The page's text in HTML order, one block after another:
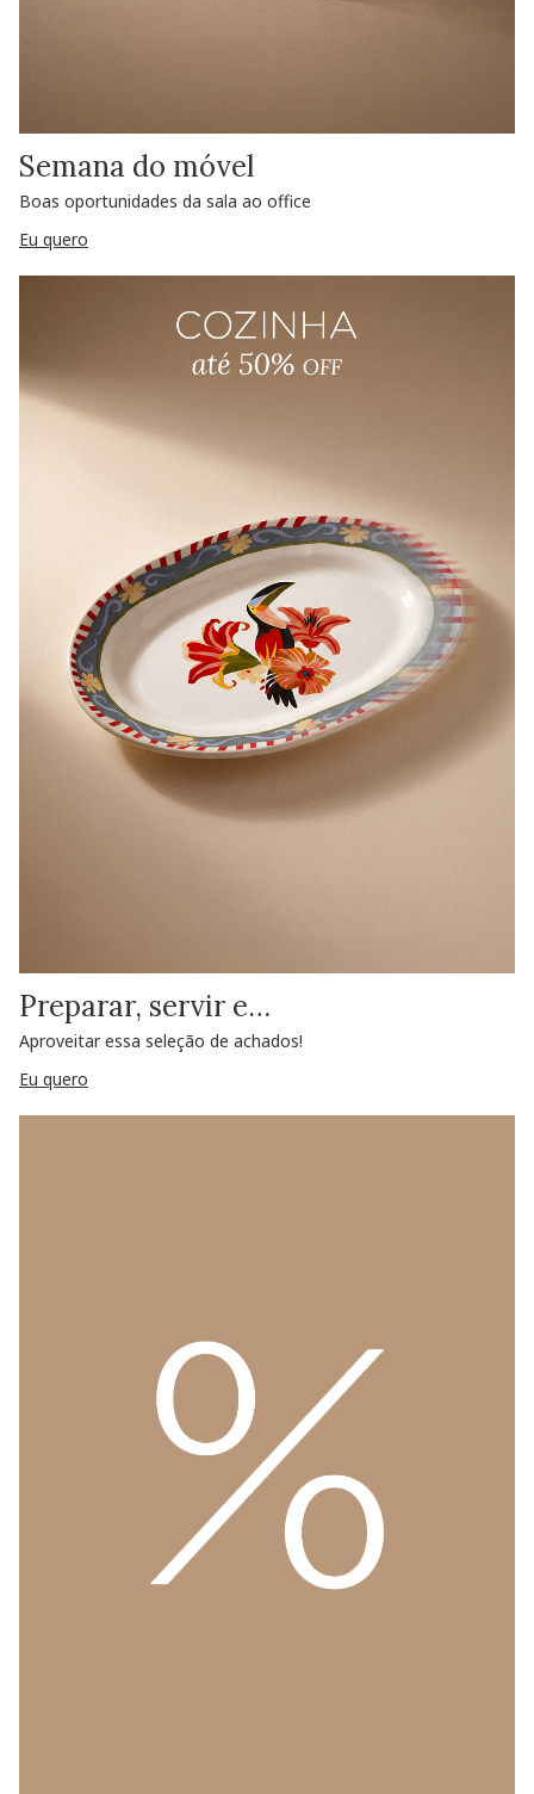
Semana do móvel
Boas oportunidades da sala ao office
Eu quero
Preparar, servir e…
Aproveitar essa seleção de achados!
Eu quero